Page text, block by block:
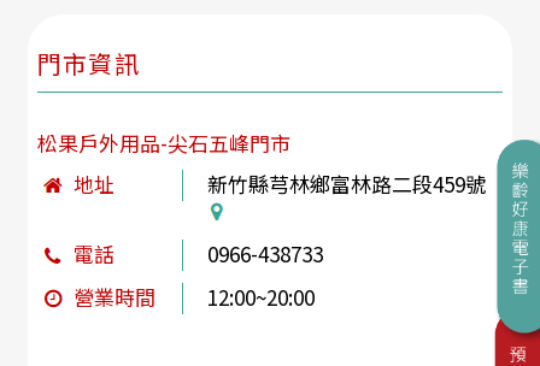
門市資訊
松果戶外用品-尖石五峰門市
地址
新竹縣芎林鄉富林路二段459號
電話
0966-438733
營業時間
12:00~20:00